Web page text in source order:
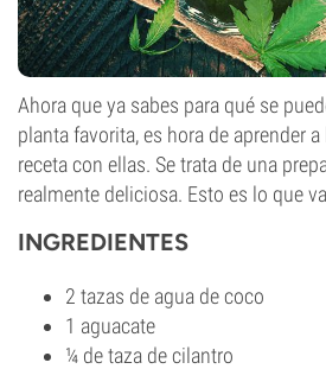
Ahora que ya sabes para qué se
planta favorita, es hora de aprender
receta con ellas. Se trata de una
realmente deliciosa. Esto es lo que
INGREDIENTES
2 tazas de agua de coco
1 aguacate
¼ de taza de cilantro